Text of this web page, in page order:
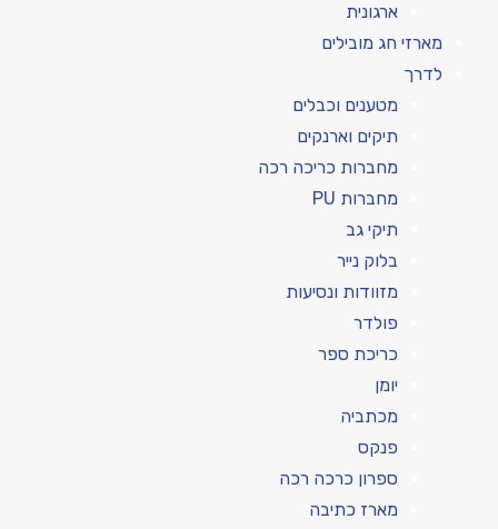
ארגונית
מארזי חג מובילים
לדרך
מטענים וכבלים
תיקים וארנקים
מחברות כריכה רכה
מחברות PU
תיקי גב
בלוק נייר
מזוודות ונסיעות
פולדר
כריכת ספר
יומן
מכתביה
פנקס
ספרון כרכה רכה
מארז כתיבה